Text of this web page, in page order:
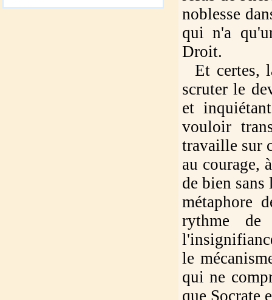
noblesse
qui n'a
Droit.
Et certes,
scruter le
et
vouloir
travaille sur
au courage,
de bien
métaphore
rythme de
le
qui ne
que Socrate